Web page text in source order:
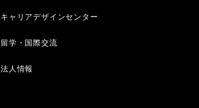
キャリアデザインセンター
留学・国際交流
法人情報